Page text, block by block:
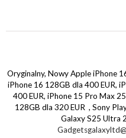
Oryginalny, Nowy Apple iPhone
iPhone 16 128GB dla 400 EUR,
400 EUR, iPhone 15 Pro Max
128GB dla 320 EUR , Sony
Galaxy S25 Ultra